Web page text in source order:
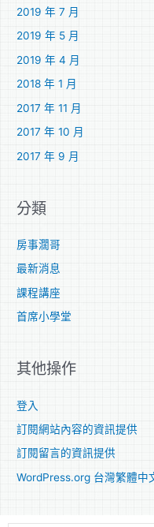
2019 年 7 月
2019 年 5 月
2019 年 4 月
2018 年 1 月
2017 年 11 月
2017 年 10 月
2017 年 9 月
分類
房事濶哥
最新消息
課程講座
首席小學堂
其他操作
登入
訂閱網站內容的資訊提供
訂閱留言的資訊提供
WordPress.org 台灣繁體中